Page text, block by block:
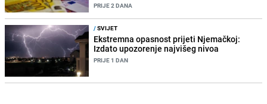
PRIJE 2 DANA
/SVIJET
Ekstremna opasnost prijeti Njemačkoj:
Izdato upozorenje najvišeg nivoa
PRIJE 1 DAN